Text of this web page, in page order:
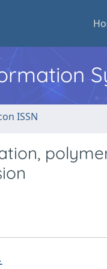
ISSN